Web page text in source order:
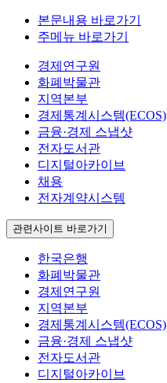
본문내용 바로가기
주메뉴 바로가기
경제연구원
화폐박물관
지역본부
경제통계시스템(ECOS)
금융·경제 스냅샷
전자도서관
디지털아카이브
채용
전자계약시스템
관련사이트 바로가기
한국은행
화폐박물관
경제연구원
지역본부
경제통계시스템(ECOS)
금융·경제 스냅샷
전자도서관
디지털아카이브